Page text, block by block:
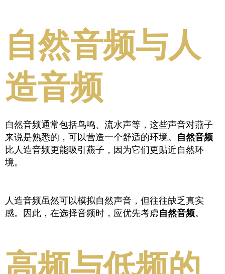
自然音频与人
造音频
自然音频通常包括鸟鸣、流水声等，这些声音对燕子
来说是熟悉的，可以营造一个舒适的环境。 自然音频
比人造音频更能吸引燕子，因为它们更贴近自然环
境。
人造音频虽然可以模拟自然声音，但往往缺乏真实
感。因此，在选择音频时，应优先考虑自然音频。